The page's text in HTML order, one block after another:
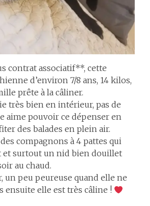
contrat associatif**, cette
d’environ 7/8 ans, 14 kilos,
prête à la câliner.
très bien en intérieur, pas de
aime pouvoir ce dépenser en
des balades en plein air.
compagnons à 4 pattes qui
et surtout un nid bien douillet
au chaud.
un peu peureuse quand elle ne
ensuite elle est très câline !